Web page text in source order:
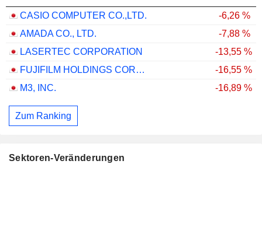
CASIO COMPUTER CO.,LTD.
-6,26 %
AMADA CO., LTD.
-7,88 %
LASERTEC CORPORATION
-13,55 %
FUJIFILM HOLDINGS CORPORATION
-16,55 %
M3, INC.
-16,89 %
Zum Ranking
Sektoren-Veränderungen